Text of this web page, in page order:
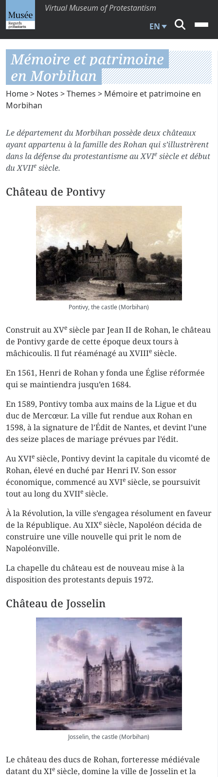
Virtual Museum of Protestantism
EN
Mémoire et patrimoine
en Morbihan
Home> Notes >Themes > Mémoire et patrimoine en
Morbihan
Le département du Morbihan possède deux châteaux
ayant appartenu à la famille des Rohan qui s’illustrèrent
dans la défense du protestantisme au XVIe siècle et début
du XVIIe siècle.
Château de Pontivy
Pontivy, the castle (Morbihan)
Construit au XVe siècle par Jean II de Rohan, le château
de Pontivy garde de cette époque deux tours à
mâchicoulis. Il fut réaménagé au XVIIIe siècle.
En 1561, Henri de Rohan y fonda une Église réformée
qui se maintiendra jusqu’en 1684.
En 1589, Pontivy tomba aux mains de la Ligue et du
duc de Mercœur. La ville fut rendue aux Rohan en
1598, à la signature de l’Édit de Nantes, et devint l’une
des seize places de mariage prévues par l’édit.
Au XVIe siècle, Pontivy devint la capitale du vicomté de
Rohan, élevé en duché par Henri IV. Son essor
économique, commencé au XVIe siècle, se poursuivit
tout au long du XVIIe siècle.
À la Révolution, la ville s’engagea résolument en faveur
de la République. Au XIXe siècle, Napoléon décida de
construire une ville nouvelle qui prit le nom de
Napoléonville.
La chapelle du château est de nouveau mise à la
disposition des protestants depuis 1972.
Château de Josselin
Josselin, the castle (Morbihan)
Le château des ducs de Rohan, forteresse médiévale
datant du XIe siècle, domine la ville de Josselin et la